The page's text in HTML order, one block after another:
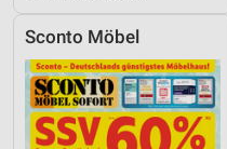
Sconto Möbel